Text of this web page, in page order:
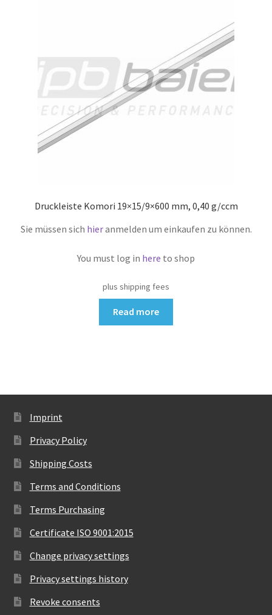
Druckleiste Komori 19×15/9×600 mm, 0,40 g/ccm
Sie müssen sich hieranmelden um einkaufen zu können.
You must log in here to shop
plus shipping fees
Read more
Imprint
Privacy Policy
Shipping Costs
Terms and Conditions
Terms Purchasing
Certificate ISO 9001:2015
Change privacy settings
Privacy settings history
Revoke consents